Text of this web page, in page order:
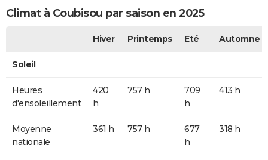
Climat à Coubisou par saison en 2025
Hiver Printemps Eté Automne
Soleil
Heures
d'ensoleillement
420
h
757 h
709
h
413 h
Moyenne
nationale
361 h 757 h
677
h
318 h